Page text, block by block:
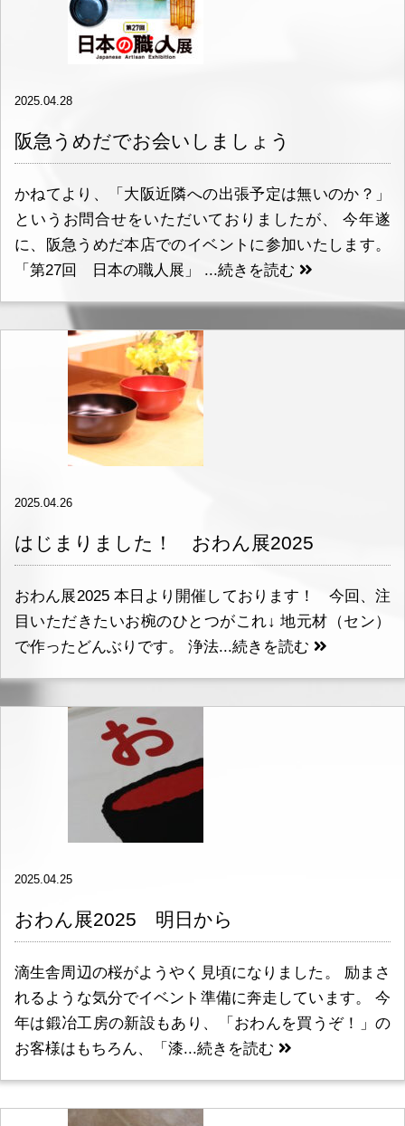
2025.04.28
阪急うめだでお会いしましょう
かねてより、「大阪近隣への出張予定は無いのか？」
というお問合せをいただいておりましたが、 今年遂
に、阪急うめだ本店でのイベントに参加いたします。
「第27回 日本の職人展」 ...続きを読む
2025.04.26
はじまりました！ おわん展2025
おわん展2025 本日より開催しております！ 今回、注
目いただきたいお椀のひとつがこれ↓ 地元材（セン）
で作ったどんぶりです。 浄法...続きを読む
2025.04.25
おわん展2025 明日から
滴生舎周辺の桜がようやく見頃になりました。 励まさ
れるような気分でイベント準備に奔走しています。 今
年は鍛冶工房の新設もあり、「おわんを買うぞ！」の
お客様はもちろん、「漆...続きを読む